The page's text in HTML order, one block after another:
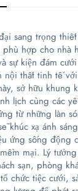
sang trọng
hợp cho nhà
sự kiện đám cưới
nội thất tinh tế
sở hữu khung
lịch cùng các
từ những làn
khúc xạ ánh
ứng sống động
mại. Lý
sạn, phòng
chức tiệc cưới,